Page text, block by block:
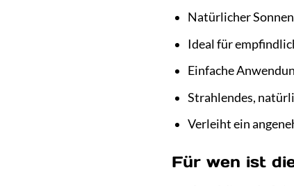
Natürlicher
Ideal für
Einfache
Strahlendes,
Verleiht ein
Für wen ist